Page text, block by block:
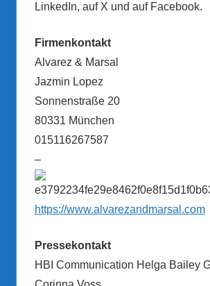
LinkedIn, auf X und auf Facebook.
Firmenkontakt
Alvarez & Marsal
Jazmin Lopez
Sonnenstraße 20
80331 München
015116267587
–
https://www.alvarezandmarsal.com
Pressekontakt
HBI Communication Helga Bailey